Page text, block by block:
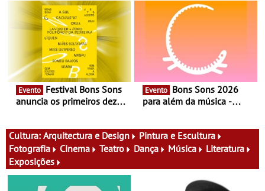
vinho, gastronomia e
música
Documentário, ensaio
fílmico e práticas artísticas
Evento
anuncia os primeiros dez
Evento
para além da música -
atividades para toda a
família e muito mais
Cultura: Arquitectura e Design
Pintura e Escultura
Fotografia
Cinema Teatro Dança Música
Literatura
Exposições